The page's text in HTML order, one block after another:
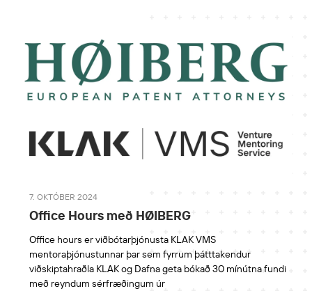
7. OKTÓBER 2024
Office Hours með HØIBERG
Office hours er viðbótarþjónusta KLAK VMS
mentoraþjónustunnar þar sem fyrrum þátttakendur
viðskiptahraðla KLAK og Dafna geta bókað 30 mínútna fundi
með reyndum sérfræðingum úr